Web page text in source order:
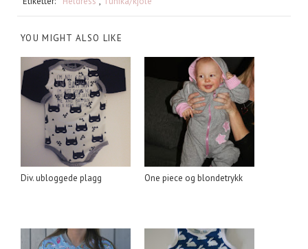
YOU MIGHT ALSO LIKE
Div. ubloggede plagg One piece og blondetrykk